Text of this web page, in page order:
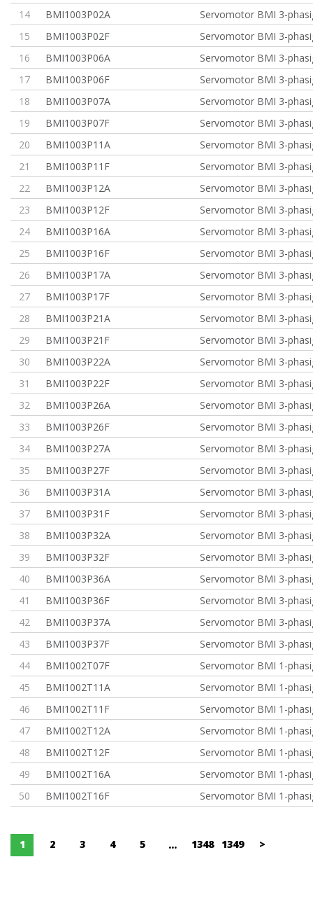
14 BMI1003P02A
Servomotor BMI 3-
15
BMI1003P02F
Servomotor BMI 3-
16
BMI1003P06A
Servomotor BMI 3-
17
BMI1003P06F
Servomotor BMI 3-
18
BMI1003P07A
Servomotor BMI 3-
19
BMI1003P07F
Servomotor BMI 3-
20
BMI1003P11A
Servomotor BMI 3-
21
BMI1003P11F
Servomotor BMI 3-
22
BMI1003P12A
Servomotor BMI 3-
23
BMI1003P12F
Servomotor BMI 3-
24
BMI1003P16A
Servomotor BMI 3-
25
BMI1003P16F
Servomotor BMI 3-
26
BMI1003P17A
Servomotor BMI 3-
27
BMI1003P17F
Servomotor BMI 3-
28
BMI1003P21A
Servomotor BMI 3-
29
BMI1003P21F
Servomotor BMI 3-
30
BMI1003P22A
Servomotor BMI 3-
31
BMI1003P22F
Servomotor BMI 3-
32
BMI1003P26A
Servomotor BMI 3-
33
BMI1003P26F
Servomotor BMI 3-
34
BMI1003P27A
Servomotor BMI 3-
35
BMI1003P27F
Servomotor BMI 3-
36
BMI1003P31A
Servomotor BMI 3-
37
BMI1003P31F
Servomotor BMI 3-
38
BMI1003P32A
Servomotor BMI 3-
39
BMI1003P32F
Servomotor BMI 3-
40
BMI1003P36A
Servomotor BMI 3-
41
BMI1003P36F
Servomotor BMI 3-
42
BMI1003P37A
Servomotor BMI 3-
43
BMI1003P37F
Servomotor BMI 3-
44
BMI1002T07F
Servomotor BMI 1-
45
BMI1002T11A
Servomotor BMI 1-
46
BMI1002T11F
Servomotor BMI 1-
47
BMI1002T12A
Servomotor BMI 1-
48
BMI1002T12F
Servomotor BMI 1-
49
BMI1002T16A
Servomotor BMI 1-
50
BMI1002T16F Servomotor BMI 1-
1 2 3 4 5 ... 1348 1349 >